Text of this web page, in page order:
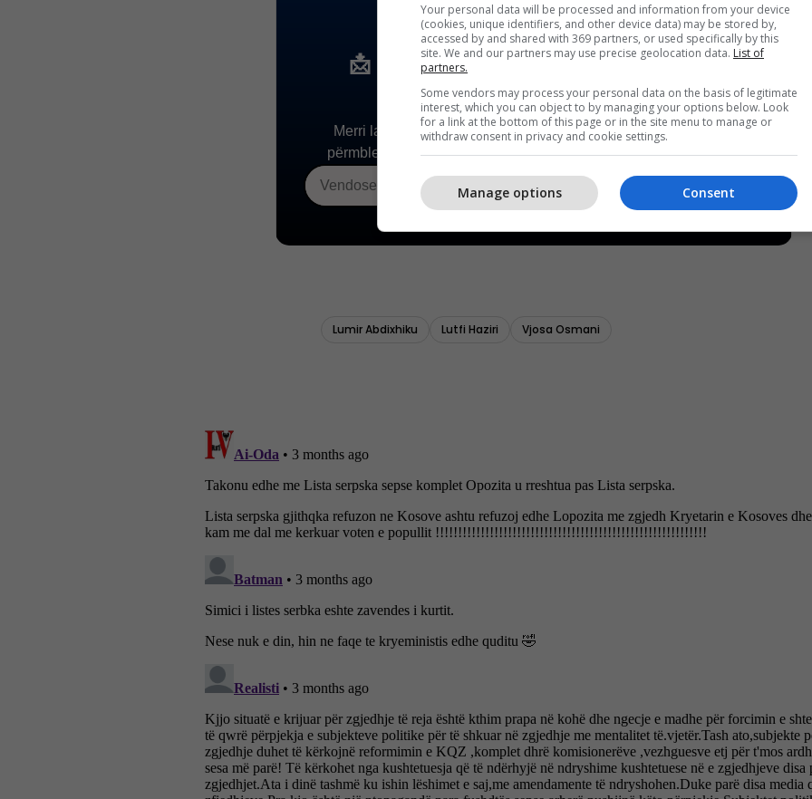
Your personal data will be processed and information from your device
(cookies, unique identifiers, and other device data) may be stored by,
accessed by and shared with 369 partners, or used specifically by this
site. We and our partners may use precise geolocation data. List of
partners.
Some vendors may process your personal data on the basis of legitimate
interest, which you can object to by managing your options below. Look
for a link at the bottom of this page or in the site menu to manage or
withdraw consent in privacy and cookie settings.
Consent
Manage options